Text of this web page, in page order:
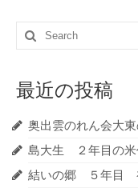
Search
for:
最近の投稿
奥出雲のれん会大
島大生 ２年目の米
結いの郷 ５年目